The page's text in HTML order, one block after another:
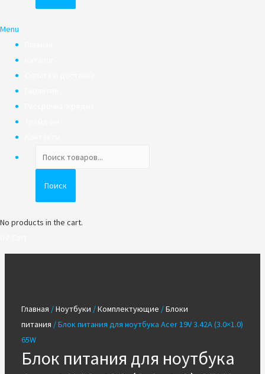
Menu
товаров
Поиск
No products in the cart.
Главная /Ноутбуки /Комплектующие /Блоки
питания / Блок питания для ноутбука Acer 19V 3.42A (3.0×1.0)
65W
Блок питания для ноутбука